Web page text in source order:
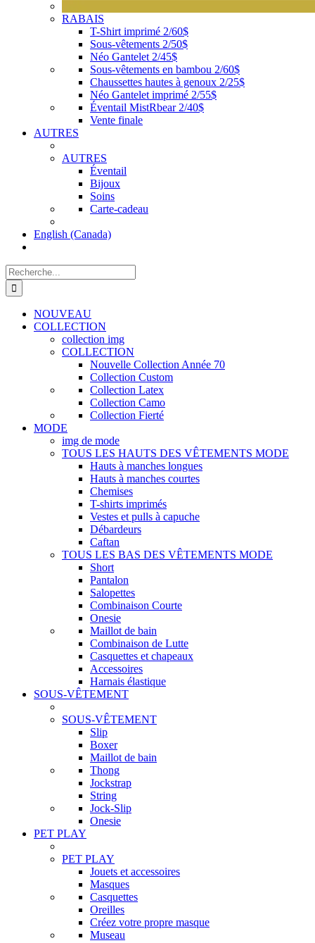
RABAIS
T-Shirt imprimé 2/60$
Sous-vêtements 2/50$
Néo Gantelet 2/45$
Sous-vêtements en bambou 2/60$
Chaussettes hautes à genoux 2/25$
Néo Gantelet imprimé 2/55$
Éventail MistRbear 2/40$
Vente finale
AUTRES
AUTRES
Éventail
Bijoux
Soins
Carte-cadeau
English (Canada)
Recherche
de
:
NOUVEAU
COLLECTION
collection img
COLLECTION
Nouvelle Collection Année 70
Collection Custom
Collection Latex
Collection Camo
Collection Fierté
MODE
img de mode
TOUS LES HAUTS DES VÊTEMENTS MODE
Hauts à manches longues
Hauts à manches courtes
Chemises
T-shirts imprimés
Vestes et pulls à capuche
Débardeurs
Caftan
TOUS LES BAS DES VÊTEMENTS MODE
Short
Pantalon
Salopettes
Combinaison Courte
Onesie
Maillot de bain
Combinaison de Lutte
Casquettes et chapeaux
Accessoires
Harnais élastique
SOUS-VÊTEMENT
SOUS-VÊTEMENT
Slip
Boxer
Maillot de bain
Thong
Jockstrap
String
Jock-Slip
Onesie
PET PLAY
PET PLAY
Jouets et accessoires
Masques
Casquettes
Oreilles
Créez votre propre masque
Museau